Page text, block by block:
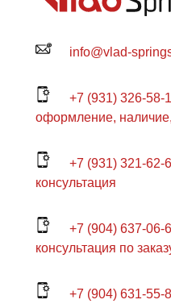
info@vlad-
+7 (931) 326-58-
оформление, наличие,
+7 (931) 321-62-
консультация
+7 (904) 637-06-
консультация по
+7 (904) 631-55-